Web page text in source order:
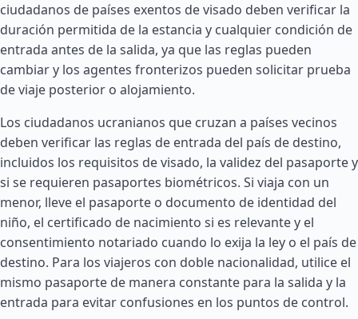
ciudadanos de países exentos de visado deben verificar la
duración permitida de la estancia y cualquier condición de
entrada antes de la salida, ya que las reglas pueden
cambiar y los agentes fronterizos pueden solicitar prueba
de viaje posterior o alojamiento.
Los ciudadanos ucranianos que cruzan a países vecinos
deben verificar las reglas de entrada del país de destino,
incluidos los requisitos de visado, la validez del pasaporte y
si se requieren pasaportes biométricos. Si viaja con un
menor, lleve el pasaporte o documento de identidad del
niño, el certificado de nacimiento si es relevante y el
consentimiento notariado cuando lo exija la ley o el país de
destino. Para los viajeros con doble nacionalidad, utilice el
mismo pasaporte de manera constante para la salida y la
entrada para evitar confusiones en los puntos de control.